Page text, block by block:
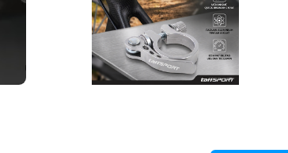
tanpa perlu menggunakan kunci. Cukup tarik tuas
setelah itu tutup tuas untuk menguncinya.
model sepeda. Diameter seat post clamp ini
27.2 mm atau 28.6 mm.